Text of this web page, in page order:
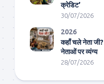
क्रेडिट’
30/07/2026
2026
कहाँ चले नेता
नेताओं पर व्यंग्य
28/07/2026